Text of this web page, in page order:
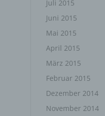
Juli 2015
Juni 2015
Mai 2015
April 2015
März 2015
Februar 2015
Dezember 2014
November 2014